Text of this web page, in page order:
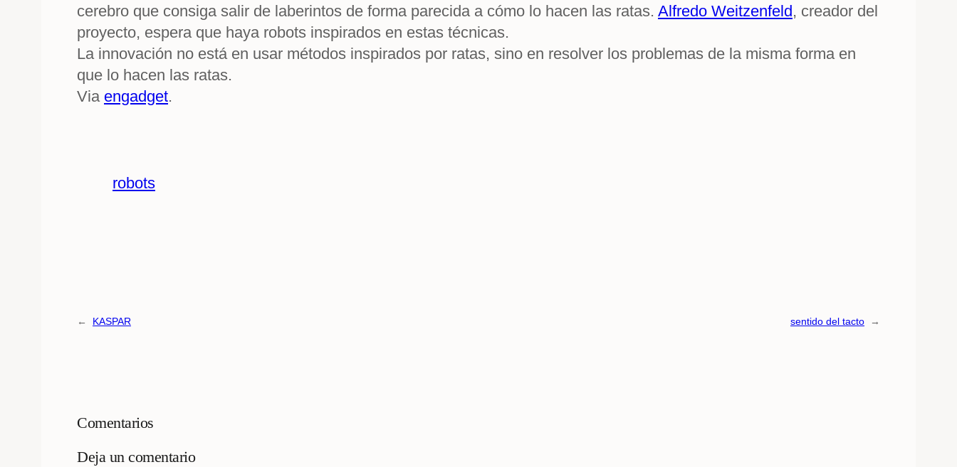
cerebro que consiga salir de laberintos de forma parecida a cómo lo hacen las ratas. Alfredo Weitzenfeld , creador del
proyecto, espera que haya robots inspirados en estas técnicas.
La innovación no está en usar métodos inspirados por ratas, sino en resolver los problemas de la misma forma en
que lo hacen las ratas.
Via engadget.
robots
← KASPAR sentido del tacto →
Comentarios
Deja un comentario